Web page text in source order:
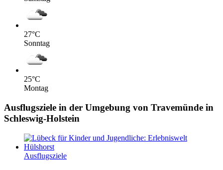
27°C
Sonntag
25°C
Montag
Ausflugsziele in der Umgebung von Travemünde in
Schleswig-Holstein
Ausflugsziele